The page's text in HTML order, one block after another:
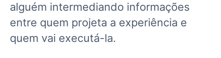
alguém intermediando informações
entre quem projeta a experiência e
quem vai executá-la.